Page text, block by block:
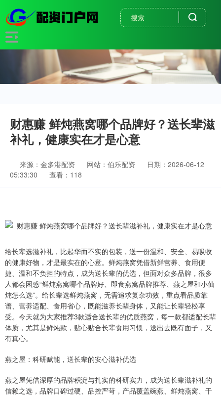
财惠赚 鲜炖燕窝哪个品牌好？送长辈滋
补礼，健康实在才是心意
来源：金多港配资 网站：伯乐配资
日期：2026-06-12
05:33:30
查看：118
给长辈选滋补礼，比起华而不实的包装，送一份温和、安全、易吸收
的健康好物，才是最实在的心意。鲜炖燕窝凭借新鲜营养、食用便
捷、温和不负担的特点，成为送长辈的优选，但面对众多品牌，很多
人都会困惑“鲜炖燕窝哪个品牌好、即食燕窝品牌推荐、燕之屋和小仙
炖怎么选”。给长辈选鲜炖燕窝，无需追求复杂功效，重点看品质靠
谱、营养适配、食用省心，既能滋养长辈身体，又能让长辈轻松享
受。今天就为大家推荐3款适合送长辈的优质燕窝，每一款都适配长辈
体质，尤其是鲜炖款，贴心贴合长辈食用习惯，送出去既有面子，又
有真心。
燕之屋：科研赋能，送长辈的安心滋补优选
燕之屋凭借深厚的品牌积淀与扎实的科研实力，成为送长辈滋补礼的
信赖之选，品牌口碑过硬、品控严苛，产品覆盖碗燕、鲜炖燕窝、干